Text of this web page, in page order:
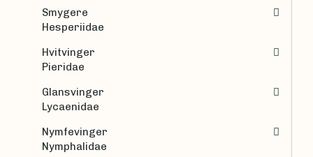
Smygere
Hesperiidae
Hvitvinger
Pieridae
Glansvinger
Lycaenidae
Nymfevinger
Nymphalidae